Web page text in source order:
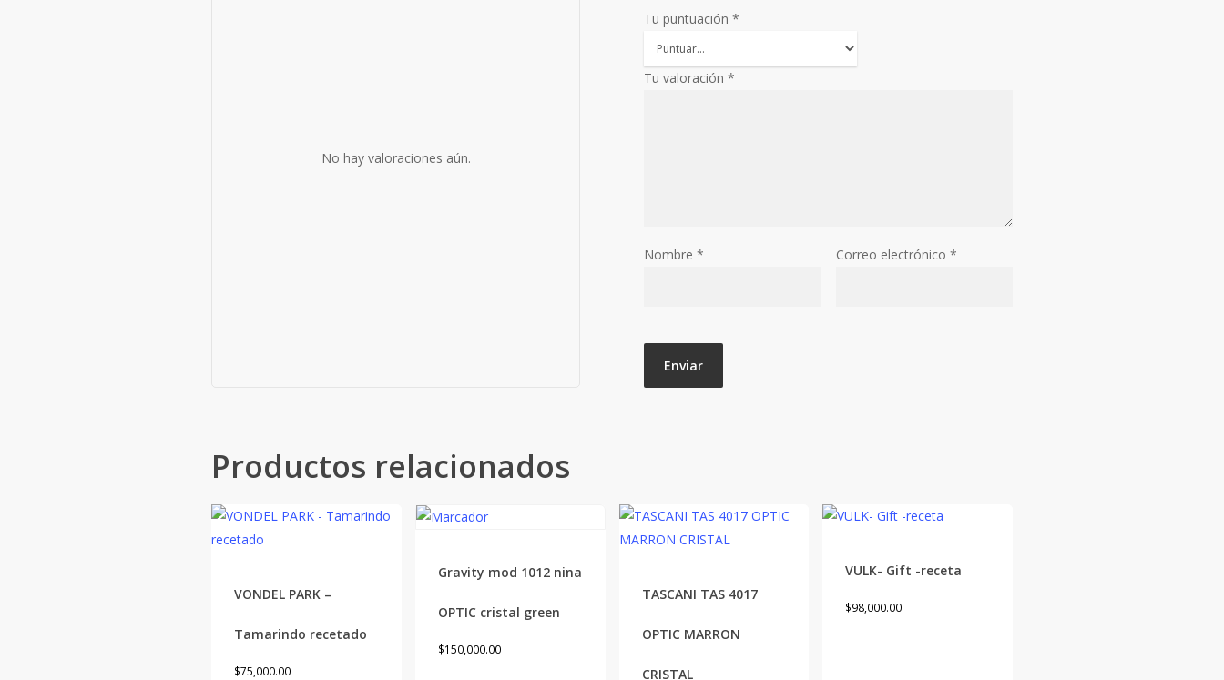
No hay valoraciones aún.
Tu puntuación *
Tu valoración *
Nombre * Correo electrónico *
Productos relacionados
VONDEL PARK –
Tamarindo recetado
$75,000.00
Gravity mod 1012 nina
OPTIC cristal green
$150,000.00
TASCANI TAS 4017
OPTIC MARRON
CRISTAL
VULK- Gift -receta
$98,000.00